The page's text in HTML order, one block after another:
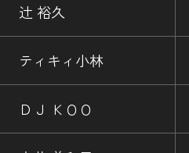
辻 裕久
ティキィ小林
ＤＪ ＫＯＯ